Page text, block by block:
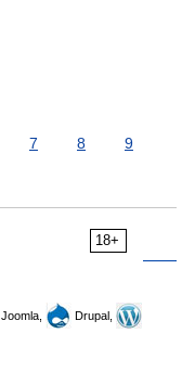
7 8
9
18+
Joomla,
Drupal,